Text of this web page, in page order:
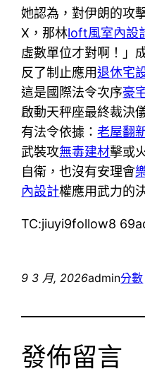
她認為，對伊朗的攻
X，那林loft風室內設
虛數單位才對啊！」
反了制止應用退休宅
這是國際法令次序豪
啟動天秤座最終裁決
有法令依據： 老屋翻
武裝攻無毒建材擊或
自衛，也沒有安理會
內設計權應用武力的
TC:jiuyi9follow8
9 3 月, 2026admin分數
發佈留言